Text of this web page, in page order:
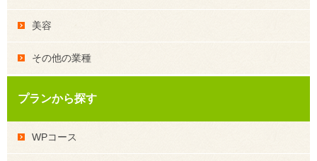
美容
その他の業種
プランから探す
WPコース